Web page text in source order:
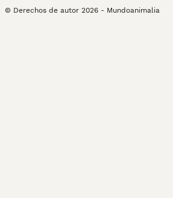
© Derechos de autor 2026 - Mundoanimalia